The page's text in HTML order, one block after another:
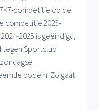
competitie op de
competitie 2025-
2025 is geëindigd,
tegen Sportclub
bodem. Zo gaat